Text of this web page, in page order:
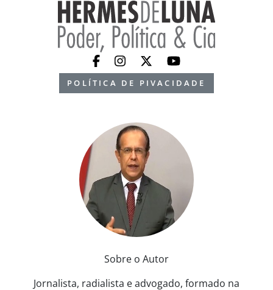
POLÍTICA DE PIVACIDADE
Sobre o Autor
Jornalista, radialista e advogado, formado na